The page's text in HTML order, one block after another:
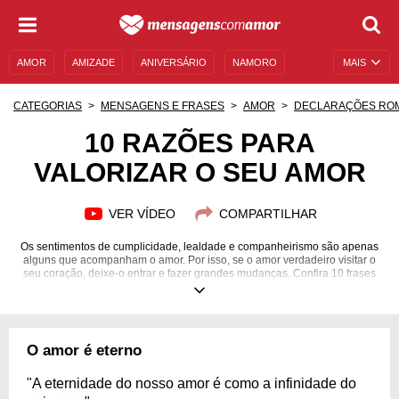
MAIS
AMOR AMIZADE ANIVERSÁRIO NAMORO
AUTOAJUDA
MENSAGENS E FRASES MENSAGENS DE ANIVERSÁRIO
CATEGORIAS MENSAGENS E FRASES AMOR DECLARAÇÕES
10 RAZÕES PARA
VALORIZAR O SEU AMOR
VER VÍDEO COMPARTILHAR
Os sentimentos de cumplicidade, lealdade e companheirismo são apenas
alguns que acompanham o amor. Por isso, se o amor verdadeiro visitar o
seu coração, deixe-o entrar e fazer grandes mudanças. Confira 10 frases
para inspirar seu coração a amar cada vez mais!
O amor é eterno
"A eternidade do nosso amor é como a infinidade do